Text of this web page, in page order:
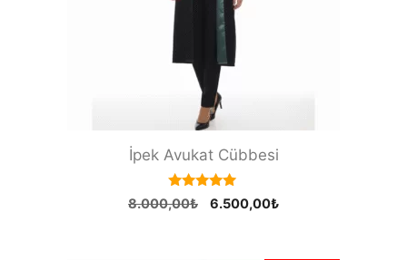
İpek Avukat Cübbesi
5.00
out of 5
8.000,00₺
Orijinal
6.500,00₺Şu